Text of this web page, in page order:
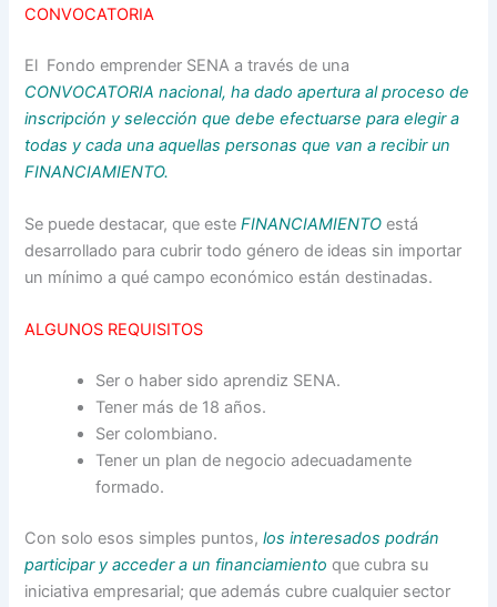
CONVOCATORIA
El Fondo emprender SENA a través de una
CONVOCATORIA nacional, ha dado apertura al proceso de
inscripción y selección que debe efectuarse para elegir a
todas y cada una aquellas personas que van a recibir un
FINANCIAMIENTO.
Se puede destacar, que esteFINANCIAMIENTO está
desarrollado para cubrir todo género de ideas sin importar
un mínimo a qué campo económico están destinadas.
ALGUNOS REQUISITOS
Ser o haber sido aprendiz SENA.
Tener más de 18 años.
Ser colombiano.
Tener un plan de negocio adecuadamente
formado.
Con solo esos simples puntos,los interesados podrán
participar y acceder a un financiamiento que cubra su
iniciativa empresarial; que además cubre cualquier sector